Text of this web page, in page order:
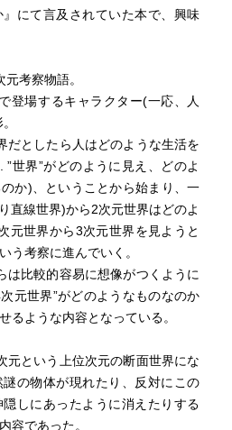
にて言及されていた本で、興味
考察物語。
登場するキャラクター(一応、人
だとしたら人はどのような生活を
世界”がどのように見え、どのよ
か)、ということから始まり、一
直線世界)から2次元世界はどのよ
元世界から3次元世界を見ようと
う考察に進んでいく。
は比較的容易に想像がつくように
元世界”がどのようなものなのか
るような内容となっている。
元という上位次元の断面世界にな
の物体が現れたり、反対にこの
しにあったように消えたりする
容であった。